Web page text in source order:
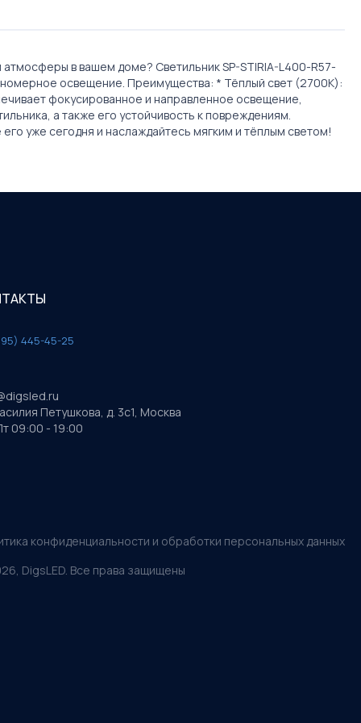
в вашем доме? Светильник SP-STIRIA-L400-R57-
освещение. Преимущества: * Тёплый свет (2700K):
фокусированное и направленное освещение,
а также его устойчивость к повреждениям.
уже сегодня и наслаждайтесь мягким и тёплым светом!
445-45-25
Петушкова, д. 3с1, Москва
09:00 - 19:00
конфиденциальности и обработки персональных данных
, DigsLED. Все права защищены